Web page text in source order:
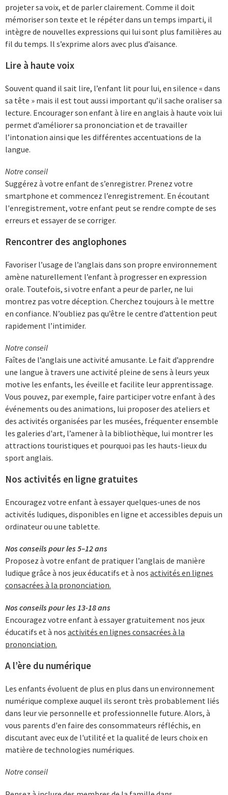
projeter sa voix, et de parler clairement. Comme il doit
mémoriser son texte et le répéter dans un temps imparti, il
intègre de nouvelles expressions qui lui sont plus familières au
fil du temps. Il s’exprime alors avec plus d’aisance.
Lire à haute voix
Souvent quand il sait lire, l’enfant lit pour lui, en silence « dans
sa tête » mais il est tout aussi important qu’il sache oraliser sa
lecture. Encourager son enfant à lire en anglais à haute voix lui
permet d’améliorer sa prononciation et de travailler
l’intonation ainsi que les différentes accentuations de la
langue.
Notre conseil
Suggérez à votre enfant de s’enregistrer. Prenez votre
smartphone et commencez l’enregistrement. En écoutant
l'enregistrement, votre enfant peut se rendre compte de ses
erreurs et essayer de se corriger.
Rencontrer des anglophones
Favoriser l’usage de l’anglais dans son propre environnement
amène naturellement l’enfant à progresser en expression
orale. Toutefois, si votre enfant a peur de parler, ne lui
montrez pas votre déception. Cherchez toujours à le mettre
en confiance. N’oubliez pas qu’être le centre d’attention peut
rapidement l’intimider.
Notre conseil
Faîtes de l’anglais une activité amusante. Le fait d’apprendre
une langue à travers une activité pleine de sens à leurs yeux
motive les enfants, les éveille et facilite leur apprentissage.
Vous pouvez, par exemple, faire participer votre enfant à des
événements ou des animations, lui proposer des ateliers et
des activités organisées par les musées, fréquenter ensemble
les galeries d'art, l’amener à la bibliothèque, lui montrer les
attractions touristiques et pourquoi pas les hauts-lieux du
sport anglais.
Nos activités en ligne gratuites
Encouragez votre enfant à essayer quelques-unes de nos
activités ludiques, disponibles en ligne et accessibles depuis un
ordinateur ou une tablette.
Nos conseils pour les 5–12 ans
Proposez à votre enfant de pratiquer l’anglais de manière
ludique grâce à nos jeux éducatifs et à nos activités en lignes
consacrées à la prononciation.
Nos conseils pour les 13-18 ans
Encouragez votre enfant à essayer gratuitement nos jeux
éducatifs et à nos activités en lignes consacrées à la
prononciation.
A l’ère du numérique
Les enfants évoluent de plus en plus dans un environnement
numérique complexe auquel ils seront très probablement liés
dans leur vie personnelle et professionnelle future. Alors, à
vous parents d'en faire des consommateurs réfléchis, en
discutant avec eux de l'utilité et la qualité de leurs choix en
matière de technologies numériques.
Notre conseil